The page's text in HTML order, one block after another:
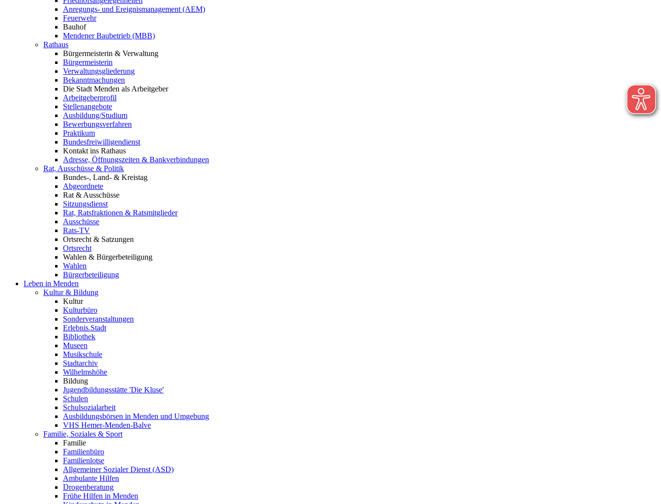
Anregungs- und Ereignismanagement (AEM)
Feuerwehr
Bauhof
Mendener Baubetrieb (MBB)
Rathaus
Bürgermeisterin & Verwaltung
Bürgermeisterin
Verwaltungsgliederung
Bekanntmachungen
Die Stadt Menden als Arbeitgeber
Arbeitgeberprofil
Stellenangebote
Ausbildung/Studium
Bewerbungsverfahren
Praktikum
Bundesfreiwilligendienst
Kontakt ins Rathaus
Adresse, Öffnungszeiten & Bankverbindungen
Rat, Ausschüsse & Politik
Bundes-, Land- & Kreistag
Abgeordnete
Rat & Ausschüsse
Sitzungsdienst
Rat, Ratsfraktionen & Ratsmitglieder
Ausschüsse
Rats-TV
Ortsrecht & Satzungen
Ortsrecht
Wahlen & Bürgerbeteiligung
Wahlen
Bürgerbeteiligung
Leben in Menden
Kultur & Bildung
Kultur
Kulturbüro
Sonderveranstaltungen
Erlebnis.Stadt
Bibliothek
Museen
Musikschule
Stadtarchiv
Wilhelmshöhe
Bildung
Jugendbildungsstätte 'Die Kluse'
Schulen
Schulsozialarbeit
Ausbildungsbörsen in Menden und Umgebung
VHS Hemer-Menden-Balve
Familie, Soziales & Sport
Familie
Familienbüro
Familienlotse
Allgemeiner Sozialer Dienst (ASD)
Ambulante Hilfen
Drogenberatung
Frühe Hilfen in Menden